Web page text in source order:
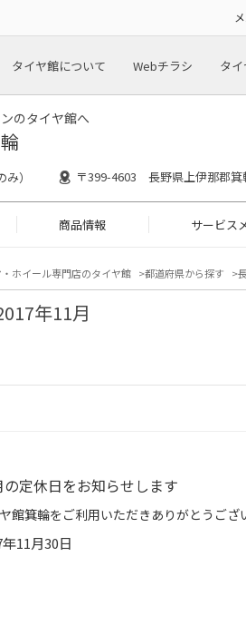
タイヤ館について Webチラシ タイ
のタイヤ館へ
） 〒399-4603 長野県上伊那郡箕
商品情報 サービス
ホイール専門店のタイヤ館 都道府県から探す
年11月
の定休日をお知らせします
11月30日